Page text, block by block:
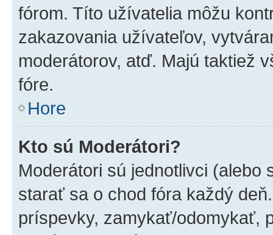
fórom. Títo užívatelia môžu
zakazovania užívateľov,
moderátorov, atď. Majú taktiež
fóre.
Hore
Kto sú Moderátori?
Moderátori sú jednotlivci (alebo
starať sa o chod fóra každý
príspevky, zamykať/odomykať,